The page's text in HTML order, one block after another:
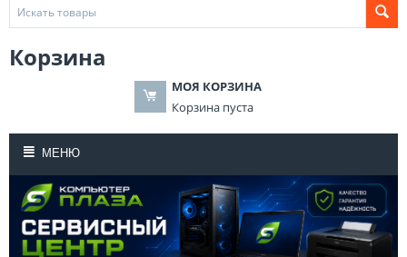
Корзина
МОЯ КОРЗИНА
Корзина пуста
МЕНЮ